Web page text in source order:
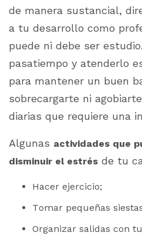
de manera sustancial,
a tu desarrollo como
puede ni debe ser
pasatiempo y atenderlo
para mantener un buen
sobrecargarte ni
diarias que requiere una
Algunas actividades que
disminuir el estrés de tu
Hacer ejercicio;
Tomar pequeñas
Organizar salidas con